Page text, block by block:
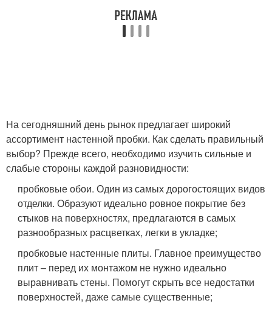
На сегодняшний день рынок предлагает широкий
ассортимент настенной пробки. Как сделать правильный
выбор? Прежде всего, необходимо изучить сильные и
слабые стороны каждой разновидности:
пробковые обои. Один из самых дорогостоящих видов
отделки. Образуют идеально ровное покрытие без
стыков на поверхностях, предлагаются в самых
разнообразных расцветках, легки в укладке;
пробковые настенные плиты. Главное преимущество
плит – перед их монтажом не нужно идеально
выравнивать стены. Помогут скрыть все недостатки
поверхностей, даже самые существенные;